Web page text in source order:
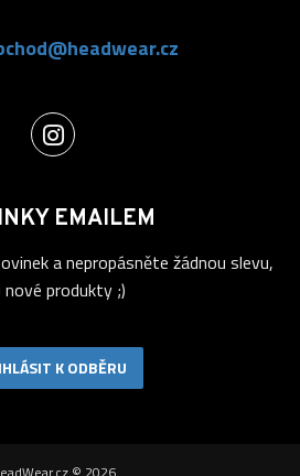
EMAILEM
a nepropásněte žádnou slevu,
nové produkty ;)
K ODBĚRU